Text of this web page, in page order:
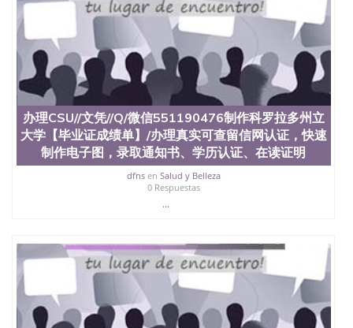
办理CSU//文凭//Q/微信551190476制作科罗拉多州立
大学【毕业证成绩单】/办理真实可查留信网认证，快速
制作电子图，录取通知书、学历认证、在读证明
dfnsen Salud y Belleza
0 Respuestas
...